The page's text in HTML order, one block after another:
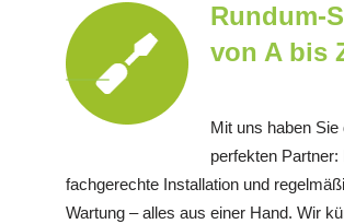
Rundum-
von A bis
Mit uns haben Sie
perfekten Partner:
fachgerechte Installation und
Wartung – alles aus einer Hand. Wir